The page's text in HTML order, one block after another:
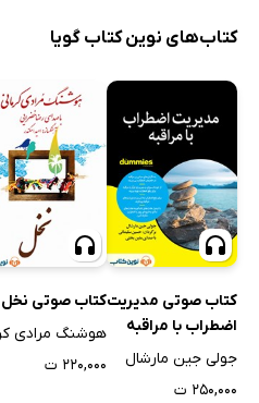
کتاب‌های نوین کتاب گویا
کتاب صوتی مدیریت
اضطراب با مراقبه
جولی جین مارشال
۲۵۰,۰۰۰ ت
کتاب صوتی نخل
۲۲۰,۰۰۰ ت